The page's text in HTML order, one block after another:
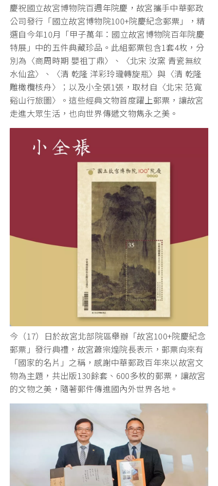
慶祝國立故宮博物院百週年院慶，故宮攜手中華郵政
公司發行「國立故宮博物院100+院慶紀念郵票」，精
選自今年10月「甲子萬年：國立故宮博物院百年院慶
特展」中的五件典藏珍品。此組郵票包含1套4枚，分
別為〈商周時期 嬰祖丁鼎〉、〈北宋 汝窯 青瓷無紋
水仙盆〉、〈清 乾隆 洋彩玲瓏轉旋瓶〉與〈清 乾隆
雕橄欖核舟〉；以及小全張1張，取材自〈北宋 范寬
谿山行旅圖〉。這些經典文物首度躍上郵票，讓故宮
走進大眾生活，也向世界傳遞文物雋永之美。
今（17）日於故宮北部院區舉辦「故宮100+院慶紀念
郵票」發行典禮，故宮蕭宗煌院長表示，郵票向來有
「國家的名片」之稱，感謝中華郵政百年來以故宮文
物為主題，共出版130餘套、600多枚的郵票，讓故宮
的文物之美，隨著郵件傳進國內外世界各地。